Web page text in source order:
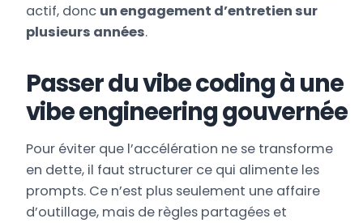
actif, donc un engagement d’entretien sur
plusieurs années.
Passer du vibe coding à une
vibe engineering gouvernée
Pour éviter que l’accélération ne se transforme
en dette, il faut structurer ce qui alimente les
prompts. Ce n’est plus seulement une affaire
d’outillage, mais de règles partagées et